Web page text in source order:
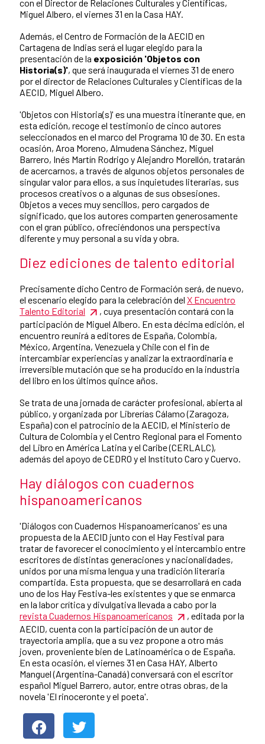
con el Director de Relaciones Culturales y Científicas,
Miguel Albero, el viernes 31 en la Casa HAY.
Además, el Centro de Formación de la AECID en
Cartagena de Indias será el lugar elegido para la
presentación de la exposición 'Objetos con
Historia(s)', que será inaugurada el viernes 31 de enero
por el director de Relaciones Culturales y Científicas de la
AECID, Miguel Albero.
'Objetos con Historia(s)' es una muestra itinerante que, en
esta edición, recoge el testimonio de cinco autores
seleccionados en el marco del Programa 10 de 30. En esta
ocasión, Aroa Moreno, Almudena Sánchez, Miguel
Barrero, Inés Martín Rodrigo y Alejandro Morellón, tratarán
de acercarnos, a través de algunos objetos personales de
singular valor para ellos, a sus inquietudes literarias, sus
procesos creativos o a algunas de sus obsesiones.
Objetos a veces muy sencillos, pero cargados de
significado, que los autores comparten generosamente
con el gran público, ofreciéndonos una perspectiva
diferente y muy personal a su vida y obra.
Diez ediciones de talento editorial
Precisamente dicho Centro de Formación será, de nuevo,
el escenario elegido para la celebración del X Encuentro
Talento Editorial
, cuya presentación contará con la
participación de Miguel Albero. En esta décima edición, el
encuentro reunirá a editores de España, Colombia,
México, Argentina, Venezuela y Chile con el fin de
intercambiar experiencias y analizar la extraordinaria e
irreversible mutación que se ha producido en la industria
del libro en los últimos quince años.
Se trata de una jornada de carácter profesional, abierta al
público, y organizada por Librerías Cálamo (Zaragoza,
España) con el patrocinio de la AECID, el Ministerio de
Cultura de Colombia y el Centro Regional para el Fomento
del Libro en América Latina y el Caribe (CERLALC),
además del apoyo de CEDRO y el Instituto Caro y Cuervo.
Hay diálogos con cuadernos
hispanoamericanos
'Diálogos con Cuadernos Hispanoamericanos' es una
propuesta de la AECID junto con el Hay Festival para
tratar de favorecer el conocimiento y el intercambio entre
escritores de distintas generaciones y nacionalidades,
unidos por una misma lengua y una tradición literaria
compartida. Esta propuesta, que se desarrollará en cada
uno de los Hay Festiva-les existentes y que se enmarca
en la labor crítica y divulgativa llevada a cabo por la
revista Cuadernos Hispanoamericanos
, editada por la
AECID, cuenta con la participación de un autor de
trayectoria amplia, que a su vez propone a otro más
joven, proveniente bien de Latinoamérica o de España.
En esta ocasión, el viernes 31 en Casa HAY, Alberto
Manguel (Argentina-Canadá) conversará con el escritor
español Miguel Barrero, autor, entre otras obras, de la
novela 'El rinoceronte y el poeta'.